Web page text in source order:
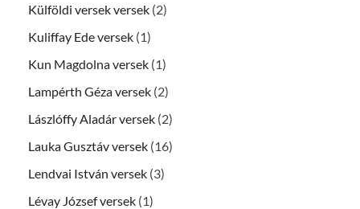
Külföldi versek versek (2)
Kuliffay Ede versek (1)
Kun Magdolna versek (1)
Lampérth Géza versek (2)
Lászlóffy Aladár versek (2)
Lauka Gusztáv versek (16)
Lendvai István versek (3)
Lévay József versek (1)